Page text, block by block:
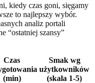
kiedy czas goni, sięgamy
to najlepszy wybór.
analiz portali
“ostatniej szansy”
Czas
(min)
Smak wg
użytkowników
(skala 1-5)